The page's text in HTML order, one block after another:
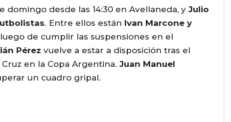
domingo desde las 14:30 en Avellaneda, y Julio
. Entre ellos están Ivan Marcone y
de cumplir las suspensiones en el
Pérez vuelve a estar a disposición tras el
en la Copa Argentina. Juan Manuel
un cuadro gripal.